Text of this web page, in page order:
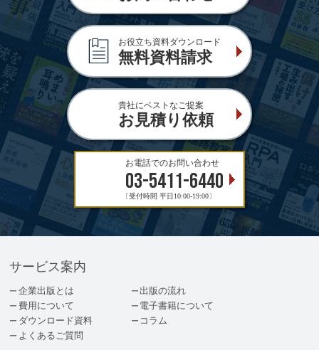
お役立ち資料ダウンロード
無料資料請求
貴社にベストなご提案
お見積り依頼
お電話でのお問い合わせ
03-5411-6440
〔受付時間 平日10:00-19:00〕
サービス案内
企業出版とは
出版の流れ
費用について
電子書籍について
ダウンロード資料
コラム
よくあるご質問